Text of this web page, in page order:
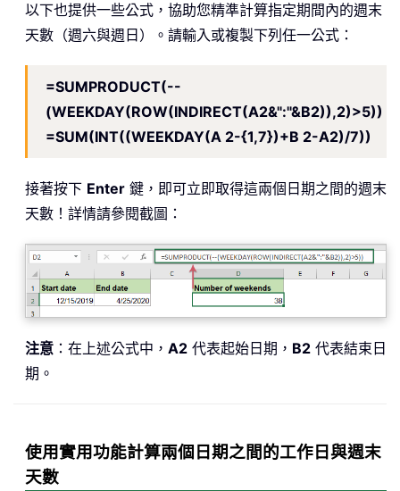
以下也提供一些公式，協助您精準計算指定期間內的週末
天數（週六與週日）。請輸入或複製下列任一公式：
=SUMPRODUCT(--
(WEEKDAY(ROW(INDIRECT(A2&":"&B2)),2)>5))
=SUM(INT((WEEKDAY(A 2-{1,7})+B 2-A2)/7))
接著按下 Enter 鍵，即可立即取得這兩個日期之間的週末
天數！詳情請參閱截圖：
注意 ：在上述公式中， A2 代表起始日期， B2 代表結束日
期。
使用實用功能計算兩個日期之間的工作日與週末
天數